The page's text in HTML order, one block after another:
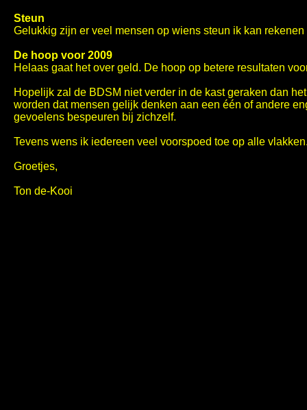
Steun
Gelukkig zijn er veel mensen op wiens steun ik kan
De hoop voor 2009
Helaas gaat het over geld. De hoop op betere resultaten
Hopelijk zal de BDSM niet verder in de kast geraken dan
worden dat mensen gelijk denken aan een één of andere
gevoelens bespeuren bij zichzelf.
Tevens wens ik iedereen veel voorspoed toe op alle
Groetjes,
Ton de-Kooi